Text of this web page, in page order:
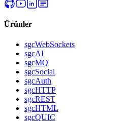
Ürünler
sgcWebSockets
sgcAI
sgcMQ
sgcSocial
sgcAuth
sgcHTTP
sgcREST
sgcHTML
sgcQUIC